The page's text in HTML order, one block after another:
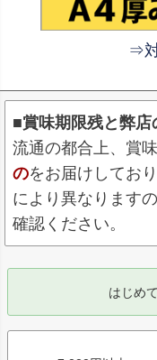
⇒
■賞味期限残と弊店
流通の都合上、賞
のをお届けしてお
により異なります
確認ください。
はじめ